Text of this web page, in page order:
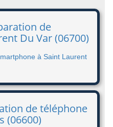
de
Du Var (06700)
à Saint Laurent
de téléphone
(06600)